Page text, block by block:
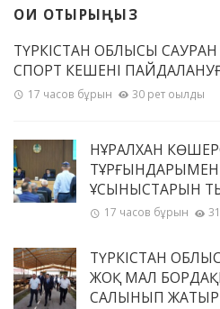
ОҚИ ОТЫРЫҢЫЗ
ТҮРКІСТАН ОБЛЫСЫ
СПОРТ КЕШЕНІ
17 часов бұрын 30 рет оқылды
НҰРАЛХАН
ТҰРҒЫНДАРЫМЕН
ҰСЫНЫСТАРЫН
17 часов бұрын
ТҮРКІСТАН
ЖОҚ МАЛ
САЛЫНЫП ЖАТЫР